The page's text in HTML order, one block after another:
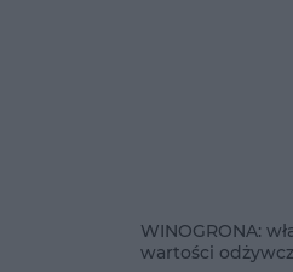
WINOGRONA:
wartości